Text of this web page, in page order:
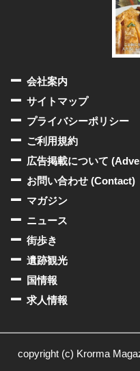
会社案内
サイトマップ
プライバシーポリシー
ご利用規約
広告掲載について
お問い合わせ (Contact)
マガジン
ニュース
街歩き
遺跡観光
国情報
求人情報
copyright (c) Krorma